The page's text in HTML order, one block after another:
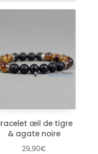
œil de tigre
& agate noire
29,90€